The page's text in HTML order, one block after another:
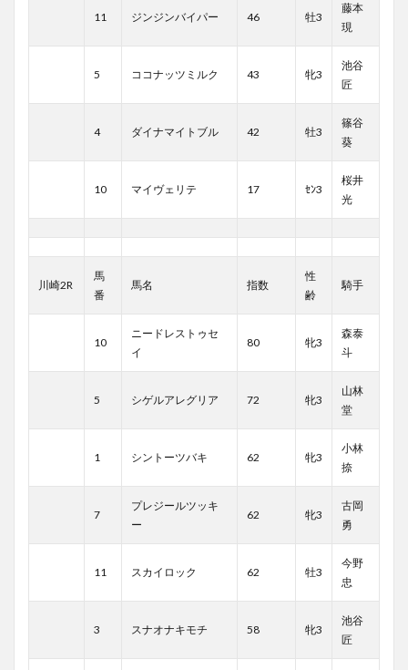
11 ジンジンバイパー 46 牡3
藤本
現
5 ココナッツミルク 43 牝3
池谷
匠
4 ダイナマイトブル 42 牡3
篠谷
葵
10 マイヴェリテ 17 ｾﾝ3
桜井
光
川崎2R
馬
番
馬名 指数
性
齢
騎手
10
ニードレストゥセ
イ
80 牝3
森泰
斗
5 シゲルアレグリア 72 牝3
山林
堂
1 シントーツバキ 62 牝3
小林
捺
7
プレジールツッキ
ー
62 牝3
古岡
勇
11 スカイロック 62 牡3
今野
忠
3 スナオナキモチ 58 牝3
池谷
匠